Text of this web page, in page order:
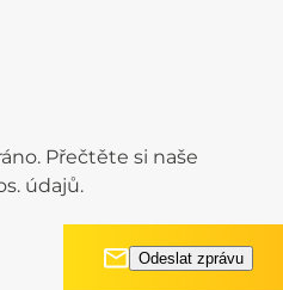
Přečtěte si naše
údajů.